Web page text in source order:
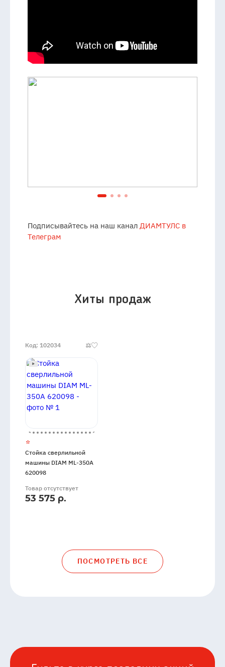
Подписывайтесь на наш канал ДИАМТУЛС в
Телеграм
Хиты продаж
Код: 102034
Стойка сверлильной
машины DIAM ML-350А
620098
Товар отсутствует
53 575 р.
ПОСМОТРЕТЬ ВСЕ